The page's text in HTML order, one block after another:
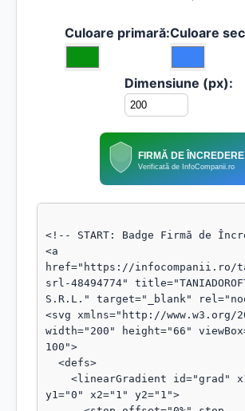
Culoare primară:Culoare
Dimensiune (px):
FIRMĂ DE ÎNCREDERE
Verificată de InfoCompanii.ro
<!-- START: Badge Firmă de
<a
href="https://infocompanii.ro/
srl-48494774"
S.R.L." target="_blank"
<svg xmlns="http://www.w3.org/
width="200" height="66"
100">
y1="0" x2="1" y2="1">